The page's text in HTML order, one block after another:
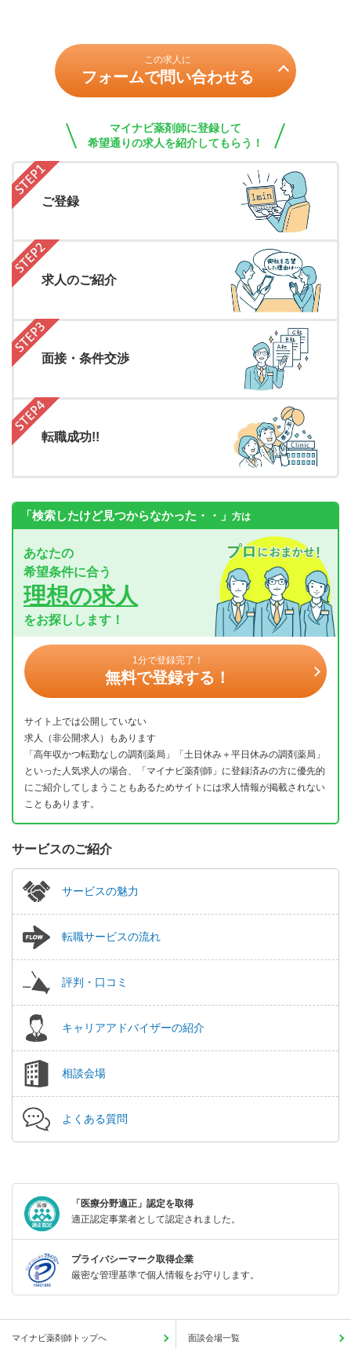
この求人に
フォームで問い合わせる
マイナビ薬剤師に登録して
希望通りの求人を紹介してもらう！
ご登録
求人のご紹介
面接・条件交渉
転職成功!!
「検索したけど見つからなかった・・」 方は
あなたの
希望条件に合う
理想の求人
をお探しします！
1分で登録完了！
無料で登録する！
サイト上では公開していない
求人（非公開求人）もあります
「高年収かつ転勤なしの調剤薬局」「土日休み＋平日休みの調剤薬局」
といった人気求人の場合、「マイナビ薬剤師」に登録済みの方に優先的
にご紹介してしまうこともあるためサイトには求人情報が掲載されない
こともあります。
サービスのご紹介
サービスの魅力
転職サービスの流れ
評判・口コミ
キャリアアドバイザーの紹介
相談会場
よくある質問
「医療分野適正」認定を取得
適正認定事業者として認定されました。
プライバシーマーク取得企業
厳密な管理基準で個人情報をお守りします。
マイナビ薬剤師トップへ 面談会場一覧